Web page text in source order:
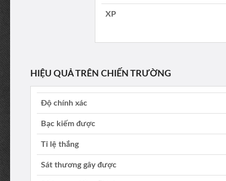
XP
HIỆU QUẢ TRÊN CHIẾN TRƯỜNG
Độ chính xác
Bạc kiếm được
Tỉ lệ thắng
Sát thương gây được